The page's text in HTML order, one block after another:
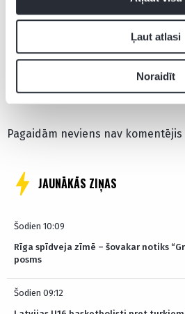
Ļaut atlasi
Noraidīt
Aktualitātes
Pievienot
Pagaidām neviens nav komentējis
JAUNĀKĀS ZIŅAS
Šodien 10:09
Rīga spīdveja zīmē – šovakar notiks
posms
Šodien 09:12